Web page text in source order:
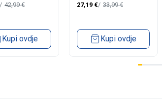
42,99€
Kupi ovdje
27,19 € 33,99€
Kupi ovdje